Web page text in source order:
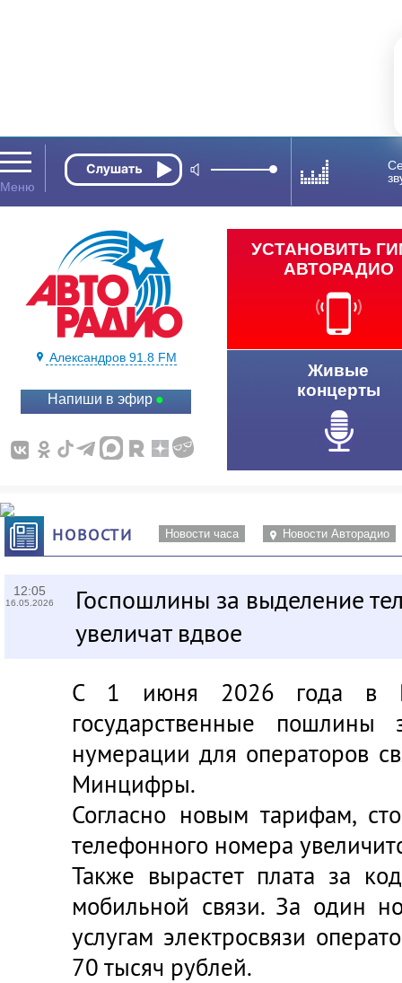
Александров 91.8 FM
Напиши в эфир
УСТАНОВИТЬ
АВТОРАДИО
Живые
концерты
НОВОСТИ Новости часа Новости Авторадио
12:05
16.05.2026
Госпошлины за выделение
увеличат вдвое
С 1 июня 2026 года в
государственные пошлины
нумерации для операторов
Минцифры.
Согласно новым тарифам,
телефонного номера
Также вырастет плата за
мобильной связи. За один
услугам электросвязи
70 тысяч рублей.